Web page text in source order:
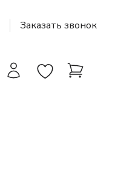
Заказать звонок